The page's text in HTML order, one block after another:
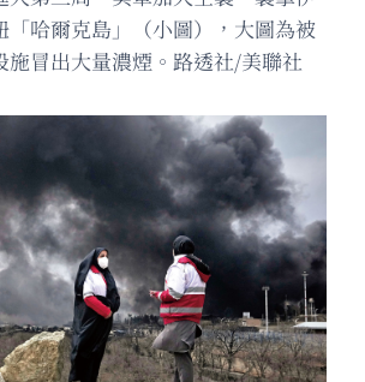
「哈爾克島」（小圖），大圖為被
施冒出大量濃煙。路透社/美聯社